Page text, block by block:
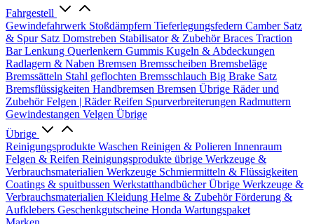
Fahrgestell
Gewindefahrwerk Stoßdämpfern Tieferlegungsfedern Camber Satz
& Spur Satz Domstreben Stabilisator & ZubehörBraces Traction
BarLenkung Querlenkern Gummis Kugeln & Abdeckungen
Radlagern & Naben Bremsen Bremsscheiben Bremsbeläge
Bremssätteln Stahl geflochten Bremsschlauch Big Brake Satz
Bremsflüssigkeiten Handbremsen Bremsen Übrige Räder und
ZubehörFelgen | RäderReifen Spurverbreiterungen Radmuttern
Gewindestangen Velgen Übrige
Übrige
Reinigungsprodukte Waschen Reinigen & Polieren Innenraum
Felgen & Reifen Reinigungsprodukte übrige Werkzeuge &
Verbrauchsmaterialien Werkzeuge Schmiermitteln & Flüssigkeiten
Coatings & spuitbussen WerkstatthandbücherÜbrige Werkzeuge &
Verbrauchsmaterialien Kleidung Helme & ZubehörFörderung &
Aufklebers Geschenkgutscheine Honda Wartungspaket